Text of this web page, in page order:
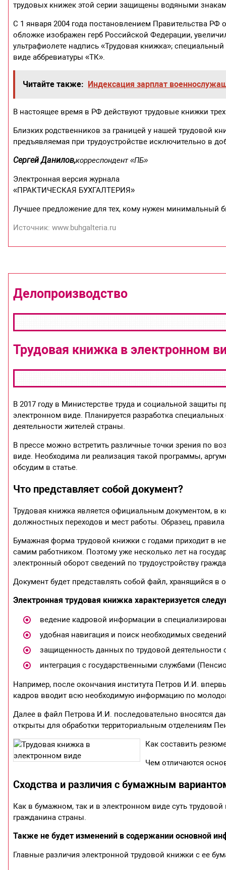
трудовых книжек этой серии защищены водяными
С 1 января 2004 года постановлением Правительства РФ
обложке изображен герб Российской Федерации,
ультрафиолете надпись «Трудовая книжка»;
виде аббревиатуры «ТК».
Читайте также: Индексация зарплат
В настоящее время в РФ действуют трудовые книжки
Близких родственников за границей у нашей трудовой
предъявляемая при трудоустройстве исключительно в
Сергей Данилов,корреспондент «ПБ»
Электронная версия журнала
«ПРАКТИЧЕСКАЯ БУХГАЛТЕРИЯ»
Лучшее предложение для тех, кому нужен минимальный
Источник: www.buhgalteria.ru
Делопроизводство
Трудовая книжка в электронном
В 2017 году в Министерстве труда и социальной защиты
электронном виде. Планируется разработка
деятельности жителей страны.
В прессе можно встретить различные точки зрения по
виде. Необходима ли реализация такой программы,
обсудим в статье.
Что представляет собой документ?
Трудовая книжка является официальным документом, в
должностных переходов и мест работы. Образец,
Бумажная форма трудовой книжки с годами приходит в
самим работником. Поэтому уже несколько лет на
электронный оборот сведений по трудоустройству
Документ будет представлять собой файл, хранящийся
Электронная трудовая книжка характеризуется
ведение кадровой информации в
удобная навигация и поиск необходимых
защищенность данных по трудовой деятельности
интеграция с государственными службами
Например, после окончания института Петров И.И.
кадров вводит всю необходимую информацию по
Далее в файл Петрова И.И. последовательно вносятся
открыты для обработки территориальным отделениям
Как составить
Чем отличаются
Сходства и различия с бумажным
Как в бумажном, так и в электронном виде суть
гражданина страны.
Также не будет изменений в содержании основной
Главные различия электронной трудовой книжки с ее